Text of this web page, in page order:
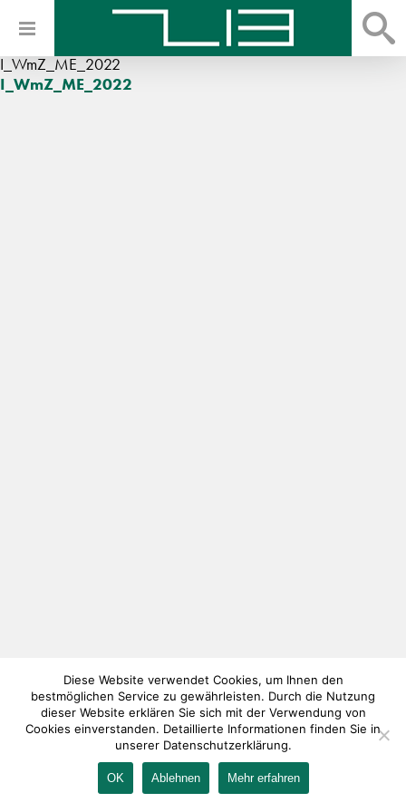
I_WmZ_ME_2022
I_WmZ_ME_2022
IMPRESSUM KONTAKT AGB DATENSCHUTZ
Diese Website verwendet Cookies, um Ihnen den
bestmöglichen Service zu gewährleisten. Durch die Nutzung
dieser Website erklären Sie sich mit der Verwendung von
Cookies einverstanden. Detaillierte Informationen finden Sie in
unserer Datenschutzerklärung.
OK Ablehnen Mehr erfahren